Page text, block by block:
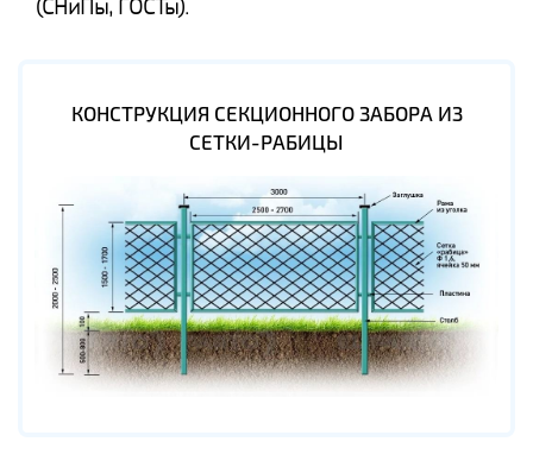
(СНиПы, ГОСТы).
КОНСТРУКЦИЯ СЕКЦИОННОГО ЗАБОРА ИЗ
СЕТКИ-РАБИЦЫ